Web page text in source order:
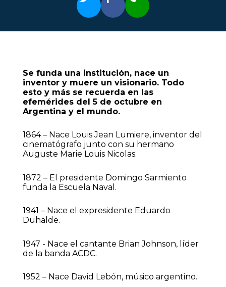
Se funda una institución, nace un
inventor y muere un visionario. Todo
esto y más se recuerda en las
efemérides del 5 de octubre en
Argentina y el mundo.
1864 – Nace Louis Jean Lumiere, inventor del
cinematógrafo junto con su hermano
Auguste Marie Louis Nicolas.
1872 – El presidente Domingo Sarmiento
funda la Escuela Naval.
1941 – Nace el expresidente Eduardo
Duhalde.
1947 - Nace el cantante Brian Johnson, líder
de la banda ACDC.
1952 – Nace David Lebón, músico argentino.